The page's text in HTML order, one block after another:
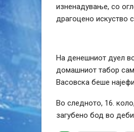
изненадување, со
драгоцено искуство
На денешниот дуел
домашниот табор
Васовска беше
Во следното, 16.
загубено бод во